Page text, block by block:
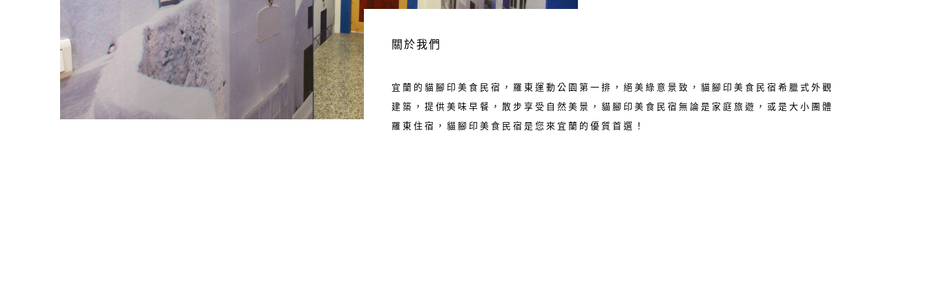
關於我們
宜蘭的貓腳印美食民宿，羅東運動公園第一排，絕美綠意景致，貓腳印美食民宿希臘式外觀
建築，提供美味早餐，散步享受自然美景，貓腳印美食民宿無論是家庭旅遊，或是大小團體
羅東住宿，貓腳印美食民宿是您來宜蘭的優質首選！